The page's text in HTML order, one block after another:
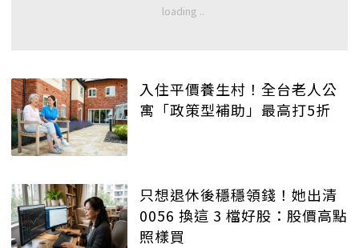
入住平價養生村！全台老人公
寓「政策型補助」最高打5折
只想退休後穩穩領錢！她出清
0056 換這 3 檔好股：股價高點
照樣買